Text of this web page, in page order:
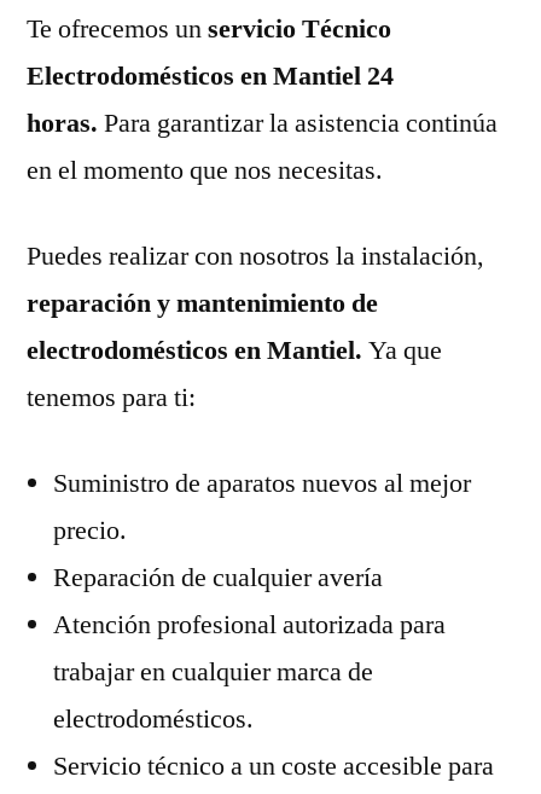
Te ofrecemos unservicio Técnico
Electrodomésticos en Mantiel 24
horas. Para garantizar la asistencia continúa
en el momento que nos necesitas.
Puedes realizar con nosotros la instalación,
reparación y mantenimiento de
electrodomésticos en Mantiel. Ya que
tenemos para ti:
Suministro de aparatos nuevos al mejor
precio.
Reparación de cualquier avería
Atención profesional autorizada para
trabajar en cualquier marca de
electrodomésticos.
Servicio técnico a un coste accesible para